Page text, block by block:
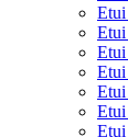
Etui